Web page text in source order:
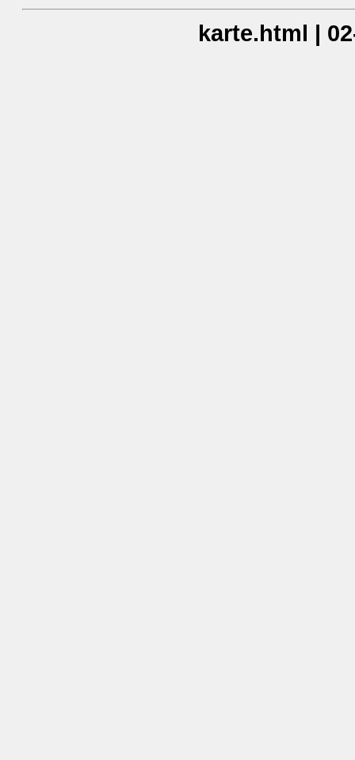
karte.html |